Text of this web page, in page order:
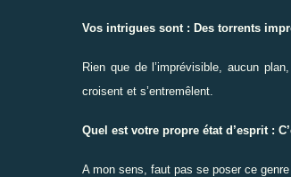
Vos intrigues sont : Des torrents
Rien que de l’imprévisible, aucun
croisent et s’entremêlent.
Quel est votre propre état d’esprit :
A mon sens, faut pas se poser ce